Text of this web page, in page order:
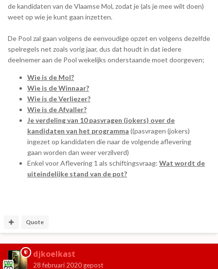
de kandidaten van de Vlaamse Mol, zodat je (als je mee wilt doen)
weet op wie je kunt gaan inzetten.
De Pool zal gaan volgens de eenvoudige opzet en volgens dezelfde
spelregels net zoals vorig jaar, dus dat houdt in dat iedere
deelnemer aan de Pool wekelijks onderstaande moet doorgeven;
Wie is de Mol?
Wie is de Winnaar?
Wie is de Verliezer?
Wie is de Afvaller?
Je verdeling van 10 pasvragen (jokers) over de
kandidaten van het programma ((pasvragen (jokers)
ingezet op kandidaten die naar de volgende aflevering
gaan worden dan weer verzilverd)
Enkel voor Aflevering 1 als schiftingsvraag: Wat wordt de
uiteindelijke stand van de pot?
Quote
djkoelkast
28 februari 2020 gepost